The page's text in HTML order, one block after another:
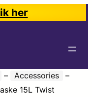
her
– Accessories
–
15L Twist